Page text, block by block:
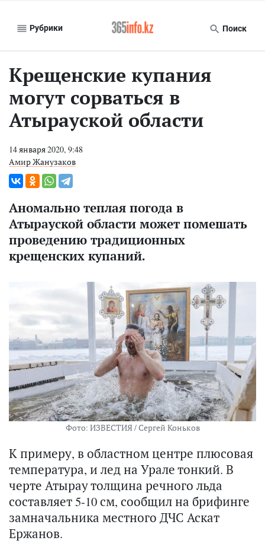
Рубрики Поиск
Крещенские купания
могут сорваться в
Атырауской области
14 января 2020, 9:48
Амир Жанузаков
Аномально теплая погода в
Атырауской области может помешать
проведению традиционных
крещенских купаний.
Фото: ИЗВЕСТИЯ / Сергей Коньков
К примеру, в областном центре плюсовая
температура, и лед на Урале тонкий. В
черте Атырау толщина речного льда
составляет 5-10 см, сообщил на брифинге
замначальника местного ДЧС Аскат
Ержанов.